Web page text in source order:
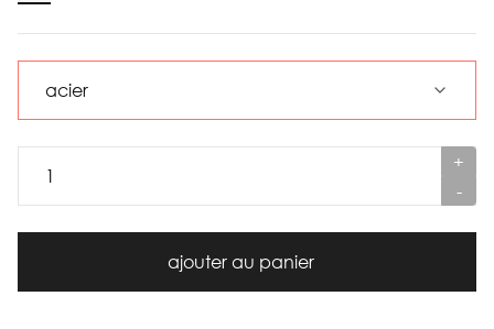
+
-
ajouter au panier